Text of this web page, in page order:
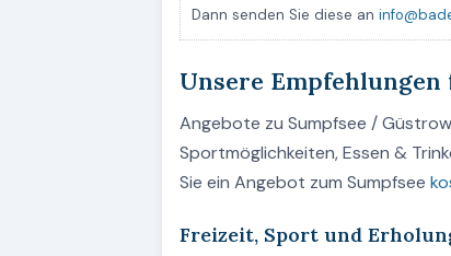
Dann senden Sie diese an
Unsere Empfehlungen
Angebote zu Sumpfsee /
Sportmöglichkeiten, Essen &
Sie ein Angebot zum Sumpfsee
Freizeit, Sport und